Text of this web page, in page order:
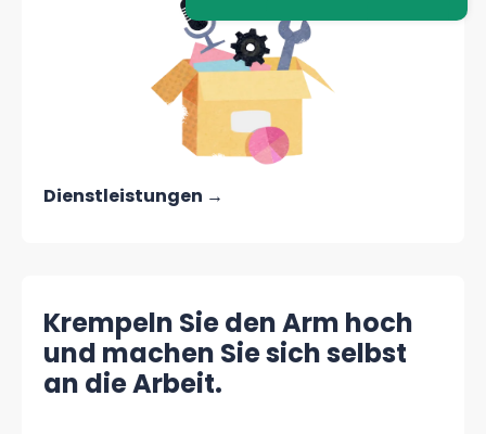
Dienstleistungen →
Krempeln Sie den Arm hoch
und machen Sie sich selbst
an die Arbeit.